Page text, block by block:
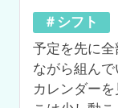
＃シフト
予定を先に全
ながら組ん
カレンダー